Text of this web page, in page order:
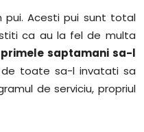
pui. Acesti pui sunt total
ca au la fel de multa
saptamani sa-l
toate sa-l invatati sa
de serviciu, propriul